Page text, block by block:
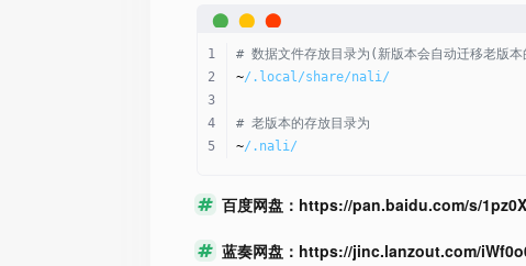
# 数据文件存放目录为(新版本会自动迁移老版
~/.local/share/nali/
# 老版本的存放目录为
~/.nali/
百度网盘：https://pan.baidu.com/s/
蓝奏网盘：https://jinc.lanzout.com/